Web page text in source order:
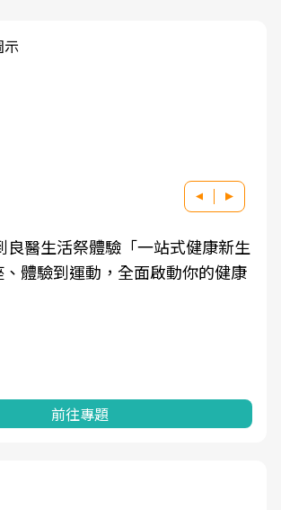
良醫生活祭體驗「一站式健康新生
體驗到運動，全面啟動你的健康
前往專題